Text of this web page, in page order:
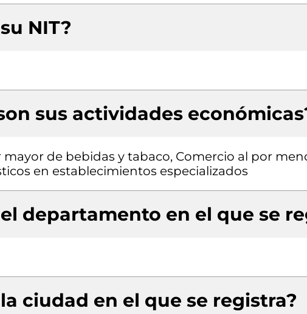
NIT?
sus actividades
mayor de bebidas y tabaco, Comercio al por
en establecimientos especializados
el departamento en el que se
ciudad en el que se registra?